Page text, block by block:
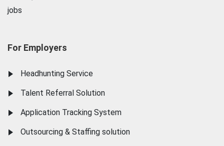
jobs
For Employers
Headhunting Service
Talent Referral Solution
Application Tracking System
Outsourcing & Staffing solution